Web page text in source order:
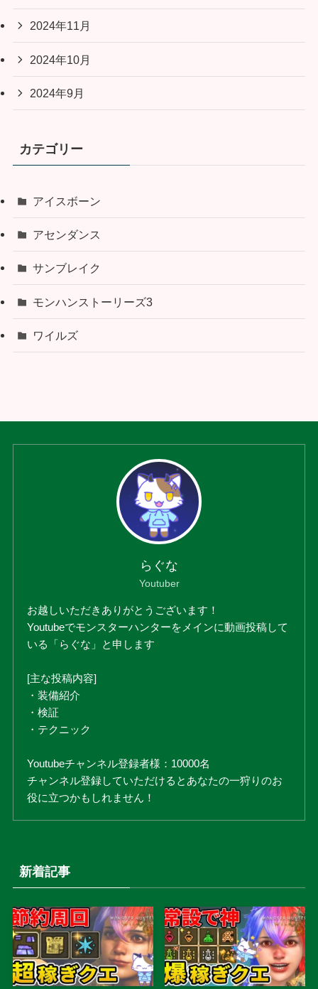
2024年11月
2024年10月
2024年9月
カテゴリー
アイスボーン
アセンダンス
サンブレイク
モンハンストーリーズ3
ワイルズ
らぐな
Youtuber
お越しいただきありがとうございます！
Youtubeでモンスターハンターをメインに動画投稿して
いる「らぐな」と申します
[主な投稿内容]
・装備紹介
・検証
・テクニック
Youtubeチャンネル登録者様：10000名
チャンネル登録していただけるとあなたの一狩りのお
役に立つかもしれません！
新着記事